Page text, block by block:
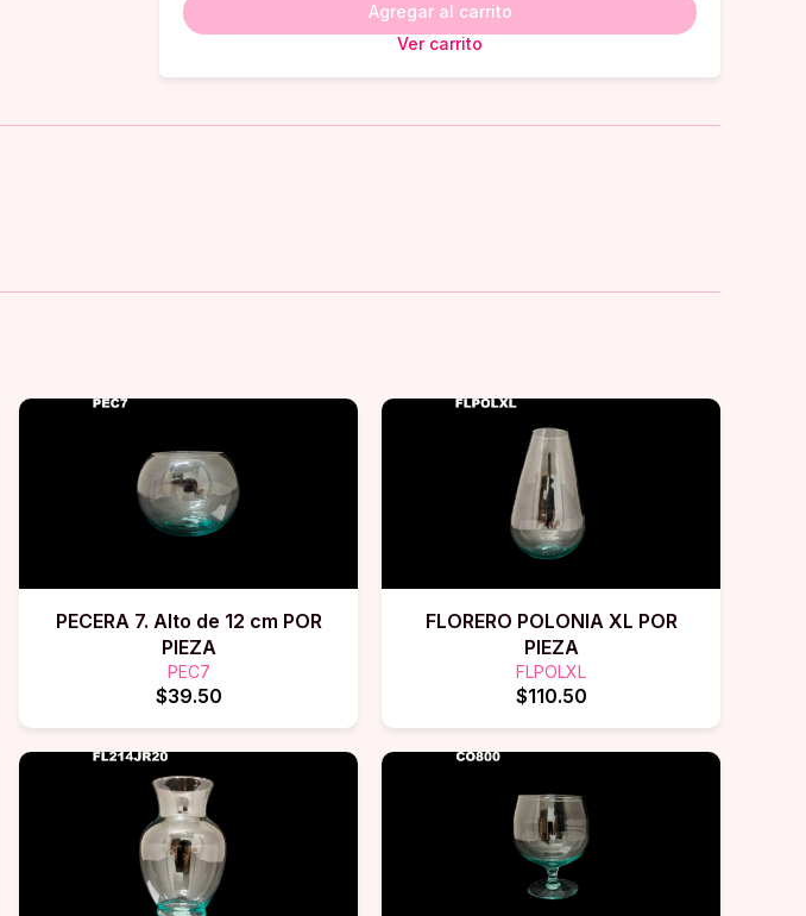
Agregar al carrito
Ver carrito
PECERA 7. Alto de 12 cm POR
PIEZA
PEC7
$39.50
FLORERO POLONIA XL POR
PIEZA
FLPOLXL
$110.50